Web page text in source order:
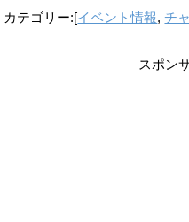
カテゴリー:[イベント情報,チ
スポン